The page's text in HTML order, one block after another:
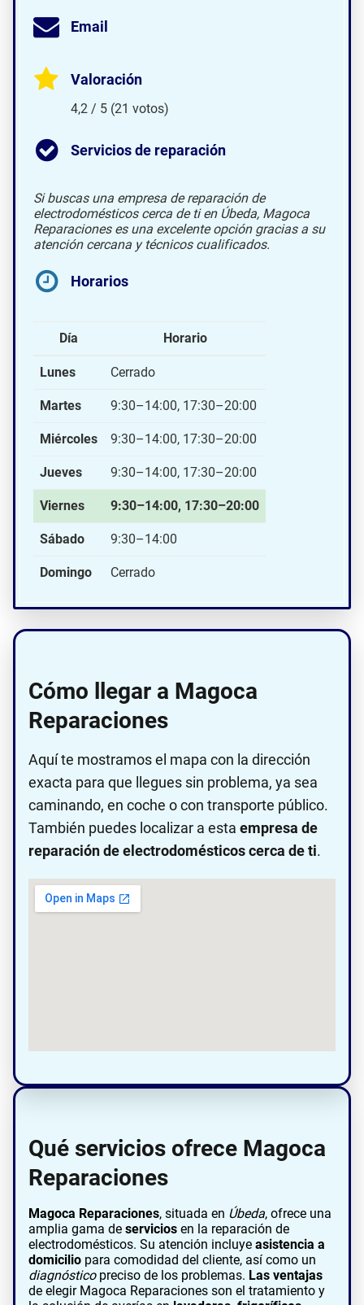
Email
Valoración
4,2 / 5 (21 votos)
Servicios de reparación
Si buscas una empresa de reparación de
electrodomésticos cerca de ti en Úbeda, Magoca
Reparaciones es una excelente opción gracias a su
atención cercana y técnicos cualificados.
Horarios
Día Horario
Lunes Cerrado
Martes 9:30–14:00, 17:30–20:00
Miércoles 9:30–14:00, 17:30–20:00
Jueves 9:30–14:00, 17:30–20:00
Viernes 9:30–14:00, 17:30–20:00
Sábado 9:30–14:00
Domingo Cerrado
Cómo llegar a Magoca
Reparaciones
Aquí te mostramos el mapa con la dirección
exacta para que llegues sin problema, ya sea
caminando, en coche o con transporte público.
También puedes localizar a esta empresa de
reparación de electrodomésticos cerca de ti.
Qué servicios ofrece Magoca
Reparaciones
Magoca Reparaciones, situada en Úbeda, ofrece una
amplia gama de servicios en la reparación de
electrodomésticos. Su atención incluye asistencia a
domicilio para comodidad del cliente, así como un
diagnósticopreciso de los problemas. Las ventajas
de elegir Magoca Reparaciones son el tratamiento y